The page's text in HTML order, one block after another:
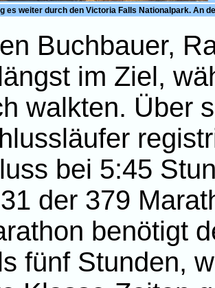
es weiter durch den Victoria Falls Nationalpark. An
Buchbauer,
im Ziel,
walkten. Über
bei 5:45
der 379
benötigt
fünf Stunden,